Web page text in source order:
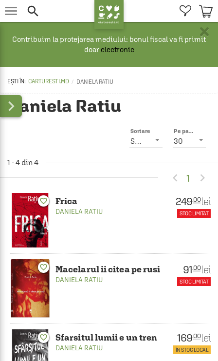
 
×
Contribuim la protejarea mediului: bonul fiscal va fi primit
doar electronic
CARTURESTI.MD DANIELA RATIU
Daniela Ratiu

Pe pagină
30
Sortare
Smart
1 - 4 din 4
 1 
favorite_border Frica
DANIELA RATIU
249.00 lei
STOC LIMITAT
favorite_border Macelarul ii citea pe rusi
DANIELA RATIU
91.00 lei
STOC LIMITAT
favorite_border Sfarsitul lumii e un tren
DANIELA RATIU
169.00 lei
ÎN STOC LOCAL